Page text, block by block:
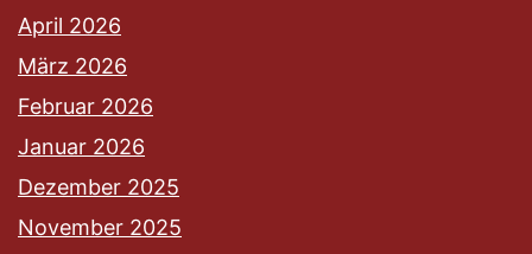
April 2026
März 2026
Februar 2026
Januar 2026
Dezember 2025
November 2025